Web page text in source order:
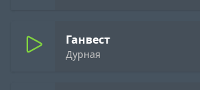
Ганвест
Дурная